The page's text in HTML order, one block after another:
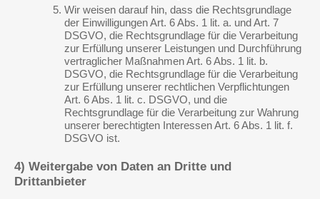
Wir weisen darauf hin, dass die Rechtsgrundlage
der Einwilligungen Art. 6 Abs. 1 lit. a. und Art. 7
DSGVO, die Rechtsgrundlage für die Verarbeitung
zur Erfüllung unserer Leistungen und Durchführung
vertraglicher Maßnahmen Art. 6 Abs. 1 lit. b.
DSGVO, die Rechtsgrundlage für die Verarbeitung
zur Erfüllung unserer rechtlichen Verpflichtungen
Art. 6 Abs. 1 lit. c. DSGVO, und die
Rechtsgrundlage für die Verarbeitung zur Wahrung
unserer berechtigten Interessen Art. 6 Abs. 1 lit. f.
DSGVO ist.
4) Weitergabe von Daten an Dritte und
Drittanbieter